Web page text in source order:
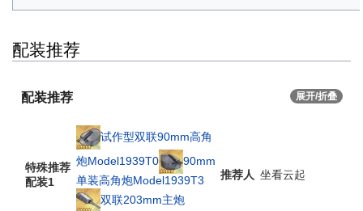
配装推荐
配装推荐 展开/折叠
特殊推荐
配装1
试作型双联90mm高角
炮Model1939T0
90mm
单装高角炮Model1939T3
双联203mm主炮
推荐人 坐看云起